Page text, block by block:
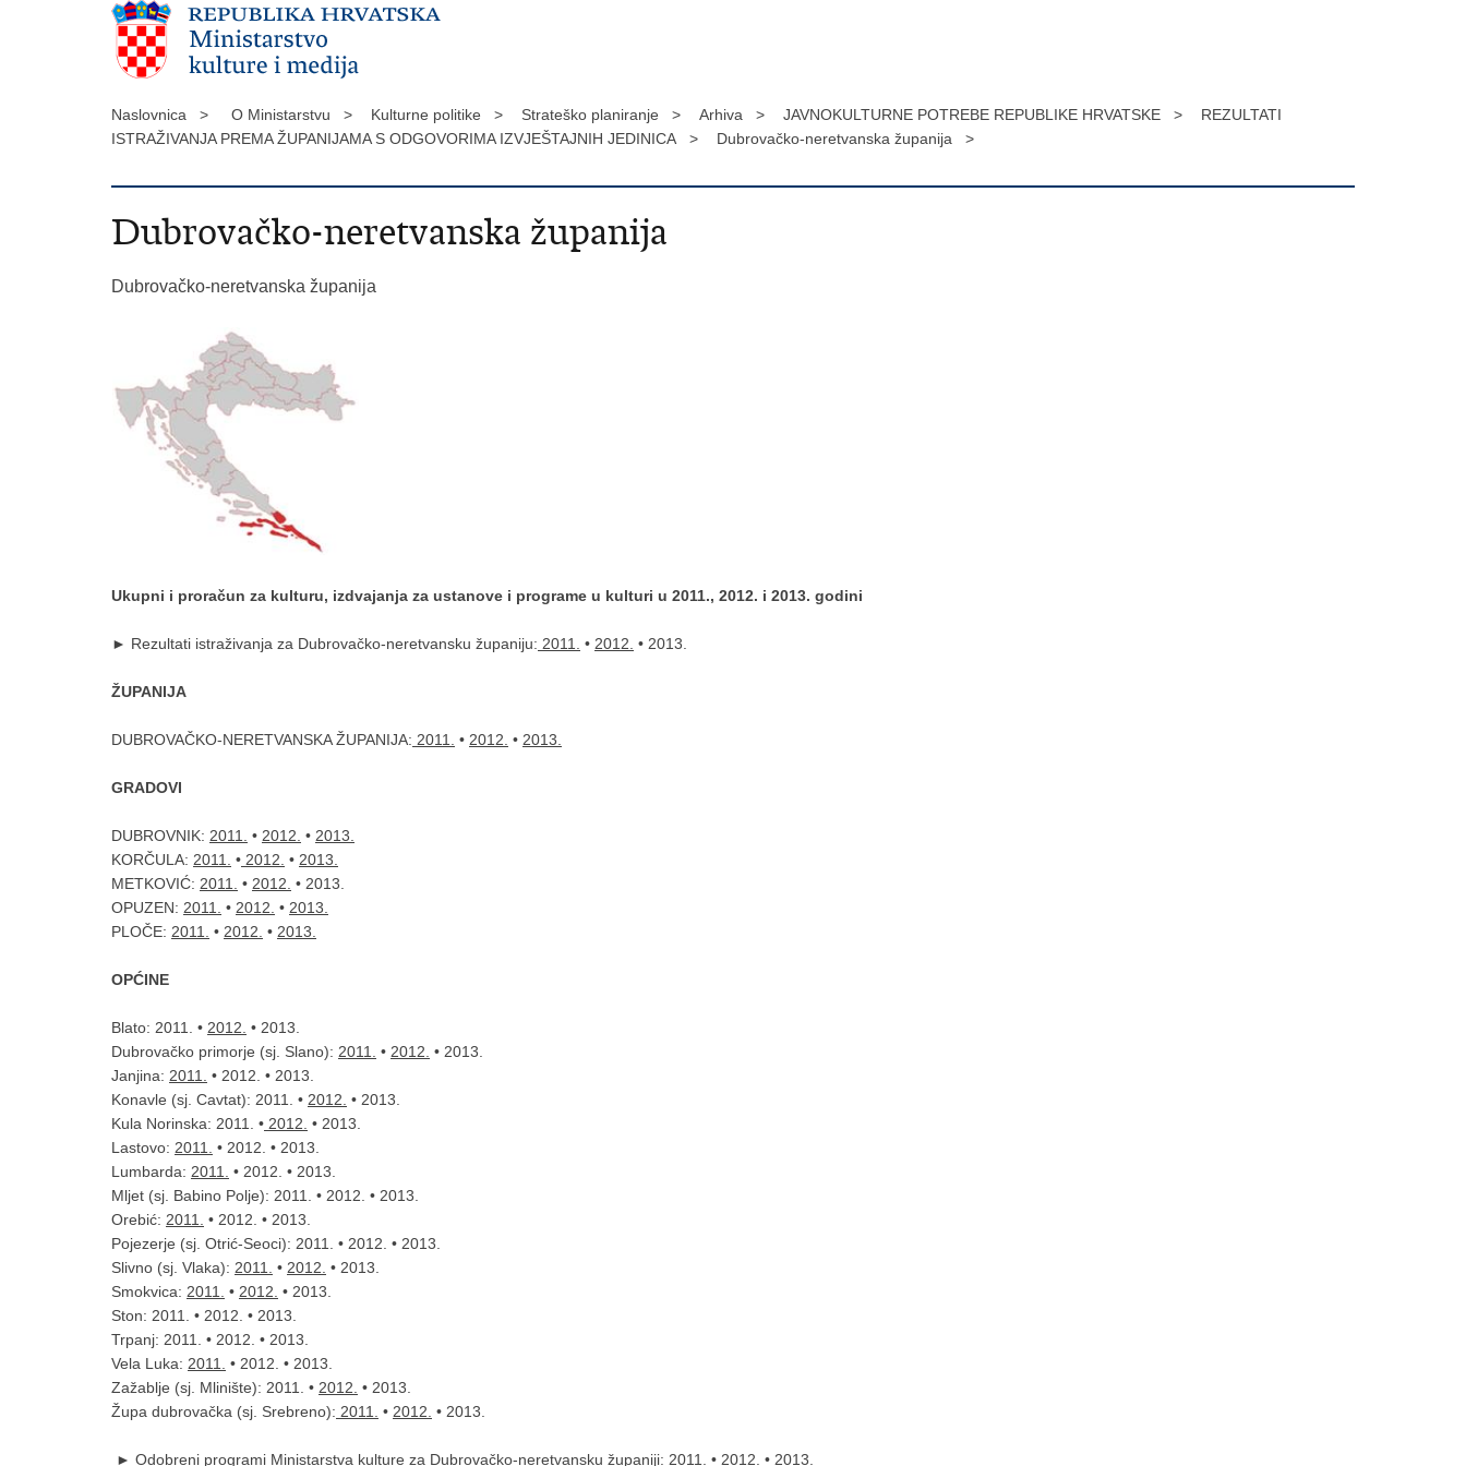
Naslovnica > O Ministarstvu > Kulturne politike > Strateško planiranje > Arhiva > JAVNOKULTURNE POTREBE REPUBLIKE HRVATSKE >
REZULTATI
ISTRAŽIVANJA PREMA ŽUPANIJAMA S ODGOVORIMA IZVJEŠTAJNIH JEDINICA >
Dubrovačko-neretvanska županija >
Dubrovačko-neretvanska županija
Dubrovačko-neretvanska županija
Ukupni i proračun za kulturu, izdvajanja za ustanove i programe u kulturi u 2011., 2012. i 2013. godini
► Rezultati istraživanja za Dubrovačko-neretvansku županiju: 2011. • 2012. • 2013.
ŽUPANIJA
DUBROVAČKO-NERETVANSKA ŽUPANIJA: 2011. • 2012. • 2013.
GRADOVI
DUBROVNIK: 2011. • 2012. • 2013.
KORČULA: 2011. • 2012. • 2013.
METKOVIĆ: 2011. • 2012. • 2013.
OPUZEN: 2011. • 2012. • 2013.
PLOČE: 2011. • 2012. • 2013.
OPĆINE
Blato: 2011. • 2012. • 2013.
Dubrovačko primorje (sj. Slano): 2011. • 2012. • 2013.
Janjina: 2011.
• 2012. • 2013.
Konavle (sj. Cavtat): 2011. • 2012. • 2013.
Kula Norinska: 2011. • 2012. • 2013.
Lastovo: 2011.
• 2012. • 2013.
Lumbarda: 2011.
• 2012. • 2013.
Mljet (sj. Babino Polje): 2011. • 2012. • 2013.
Orebić: 2011.
• 2012. • 2013.
Pojezerje (sj. Otrić-Seoci): 2011. • 2012. • 2013.
Slivno (sj. Vlaka): 2011. • 2012. • 2013.
Smokvica: 2011. • 2012. • 2013.
Ston: 2011. • 2012. • 2013.
Trpanj: 2011. • 2012. • 2013.
Vela Luka: 2011.
• 2012. • 2013.
Zažablje (sj. Mlinište): 2011. • 2012. • 2013.
Župa dubrovačka (sj. Srebreno): 2011. • 2012. • 2013.
► Odobreni programi Ministarstva kulture za Dubrovačko-neretvansku županiji: 2011. • 2012. • 2013.